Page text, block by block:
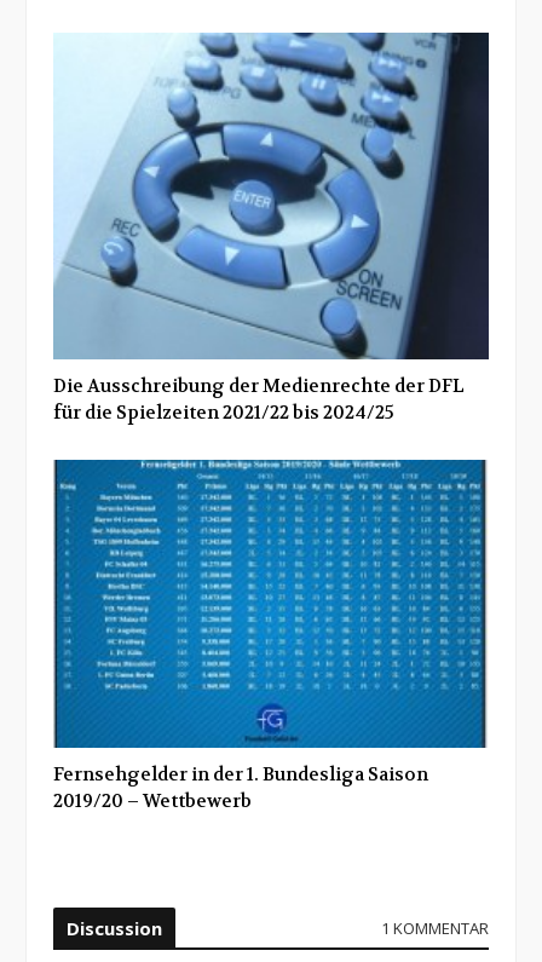
Die Ausschreibung der Medienrechte der DFL
für die Spielzeiten 2021/22 bis 2024/25
Fernsehgelder in der 1. Bundesliga Saison
2019/20 – Wettbewerb
Discussion 1 KOMMENTAR